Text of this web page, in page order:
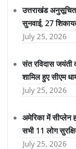
उत्तराखंड
सुनवाई, 27
July 25, 2026
संत रविदास जयंती
शामिल हुए सीएम
July 25, 2026
अमेरिका में सीप्लेन
सभी 11 लोग
July 25, 2026